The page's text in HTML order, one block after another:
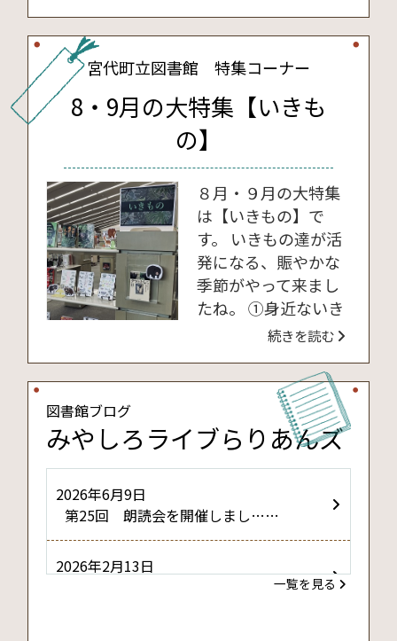
宮代町立図書館 特集コーナー
8・9月の大特集【いきも
の】
８月・９月の大特集
は【いきもの】で
す。 いきもの達が活
発になる、賑やかな
季節がやって来まし
たね。 ①身近ないき
もの🐈 ②海・川・水
辺のいきもの🐬 ③
陸・その他のいきも
の🐍 それぞれ本を集
めました。 意外と知
らない身近ないきも
の、似ているいきも
のの見分け方、外来
種や絶滅危惧種…。
新しい発見があるか
続きを読む
2026年6月9日 第25回 朗読会を
開催しました
2026年6月2日 6・7月の大特集
【挑戦】
2026年5月26日 図書館だより6月
号
2026年5月8日 2025年度 利用者
アンケートの結果について
図書館ブログ
みやしろライブらりあんズ
2026年6月9日
第25回 朗読会を開催しまし……
2026年2月13日
東武動物公園×宮代町立図書館……一覧を見る